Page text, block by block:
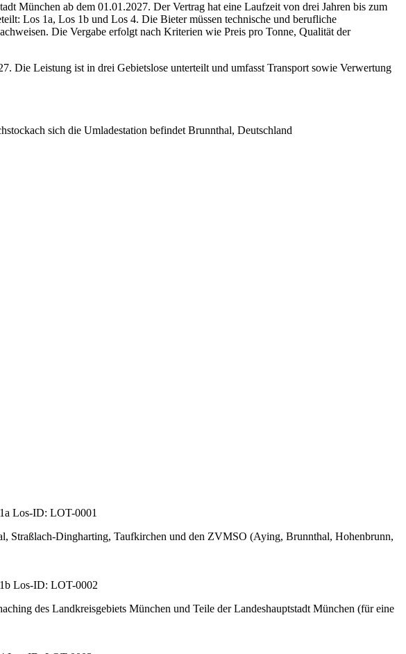
München ab dem 01.01.2027. Der Vertrag hat eine Laufzeit von drei Jahren bis zum
Los 1a, Los 1b und Los 4. Die Bieter müssen technische und berufliche
Die Vergabe erfolgt nach Kriterien wie Preis pro Tonne, Qualität der
Die Leistung ist in drei Gebietslose unterteilt und umfasst Transport sowie Verwertung
sich die Umladestation befindet Brunnthal, Deutschland
Los-ID: LOT-0001
Straßlach-Dingharting, Taufkirchen und den ZVMSO (Aying, Brunnthal, Hohenbrunn,
Los-ID: LOT-0002
des Landkreisgebiets München und Teile der Landeshauptstadt München (für eine